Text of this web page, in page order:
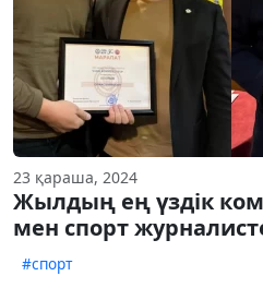
23 қараша, 2024
Жылдың ең үздік
мен спорт
#спорт